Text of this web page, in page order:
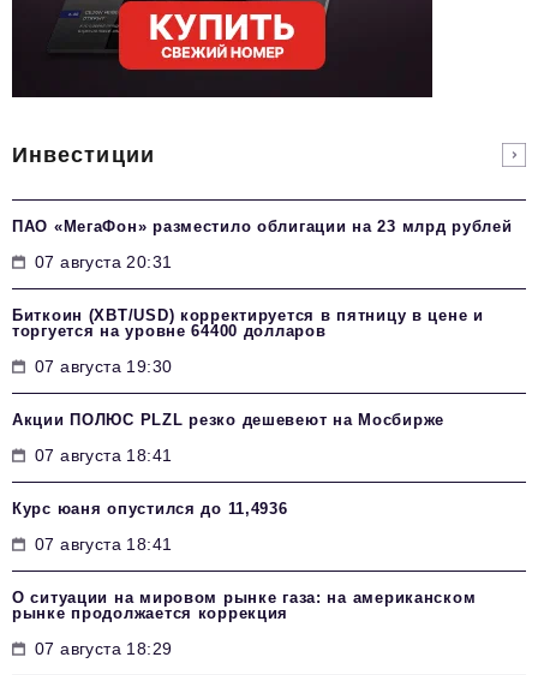
Инвестиции
ПАО «МегаФон» разместило облигации на 23 млрд рублей
07 августа 20:31
Биткоин (XBT/USD) корректируется в пятницу в цене и
торгуется на уровне 64400 долларов
07 августа 19:30
Акции ПОЛЮС PLZL резко дешевеют на Мосбирже
07 августа 18:41
Курс юаня опустился до 11,4936
07 августа 18:41
О ситуации на мировом рынке газа: на американском
рынке продолжается коррекция
07 августа 18:29